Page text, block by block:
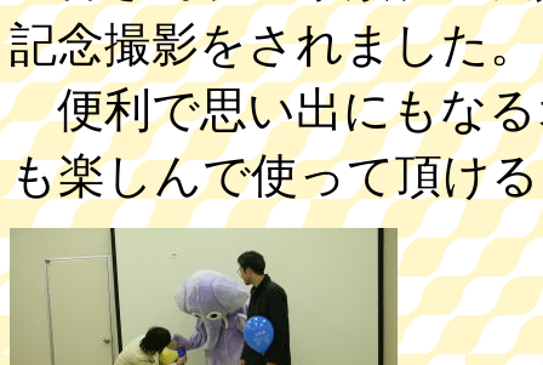
記念撮影をされました。
便利で思い出にもなる
も楽しんで使って頂け